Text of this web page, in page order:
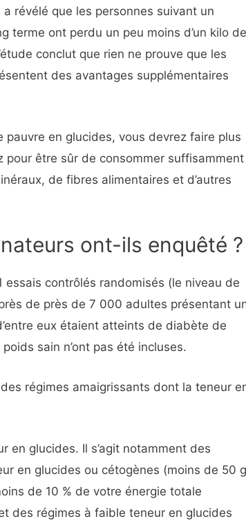
a révélé que les personnes suivant un
terme ont perdu un peu moins d’un kilo de
conclut que rien ne prouve que les
des avantages supplémentaires
pauvre en glucides, vous devrez faire plus
pour être sûr de consommer suffisamment
de fibres alimentaires et d’autres
ont-ils enquêté ?
essais contrôlés randomisés (le niveau de
de près de 7 000 adultes présentant
eux étaient atteints de diabète de
sain n’ont pas été incluses.
régimes amaigrissants dont la teneur
en glucides. Il s’agit notamment des
en glucides ou cétogènes (moins de 50 g
de 10 % de votre énergie totale
des régimes à faible teneur en glucides